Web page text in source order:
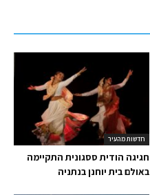
חדשות מהעיר
חגיגה הודית ססגונית התקיימה
באולם בית יוחנן בנתניה